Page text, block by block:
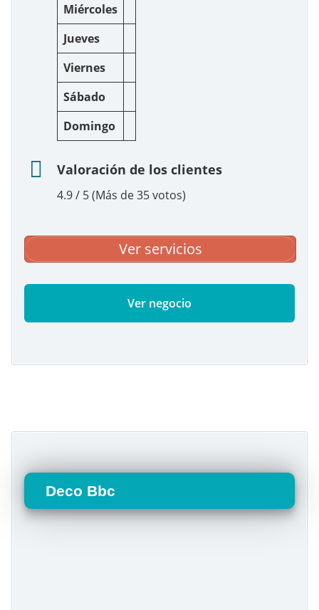
Miércoles
Jueves
Viernes
Sábado
Domingo
Valoración de los clientes
4.9 / 5 (Más de 35 votos)
Ver servicios
Ver negocio
Deco Bbc